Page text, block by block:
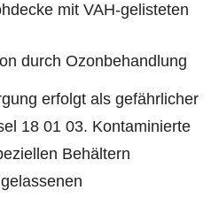
mit VAH-gelisteten
durch Ozonbehandlung
erfolgt als gefährlicher
18 01 03. Kontaminierte
Behältern